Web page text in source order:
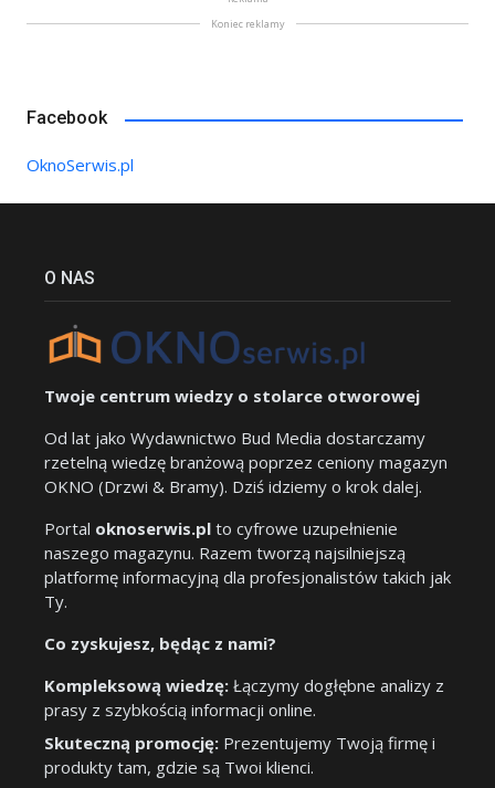
Koniec reklamy
Facebook
OknoSerwis.pl
O NAS
Twoje centrum wiedzy o stolarce otworowej
Od lat jako Wydawnictwo Bud Media dostarczamy
rzetelną wiedzę branżową poprzez ceniony magazyn
OKNO (Drzwi & Bramy). Dziś idziemy o krok dalej.
Portal oknoserwis.pl to cyfrowe uzupełnienie
naszego magazynu. Razem tworzą najsilniejszą
platformę informacyjną dla profesjonalistów takich jak
Ty.
Co zyskujesz, będąc z nami?
Kompleksową wiedzę: Łączymy dogłębne analizy z
prasy z szybkością informacji online.
Skuteczną promocję: Prezentujemy Twoją firmę i
produkty tam, gdzie są Twoi klienci.